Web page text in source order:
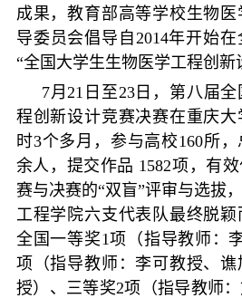
成果，教育部高等学校生物
导委员会倡导自2014年开始
“全国大学生生物医学工程创新
7月21日至23日，第八届
程创新设计竞赛决赛在重庆
时3个多月，参与高校160所
余人，提交作品 1582项，有
赛与决赛的“双盲”评审与选拔
工程学院六支代表队最终脱
全国一等奖1项（指导教师：
项（指导教师：李可教授、
授）、三等奖2项（指导教师